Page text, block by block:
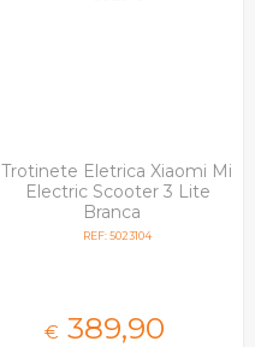
Trotinete Eletrica Xiaomi Mi
Electric Scooter 3 Lite
Branca
REF: 5023104
€ 389,90